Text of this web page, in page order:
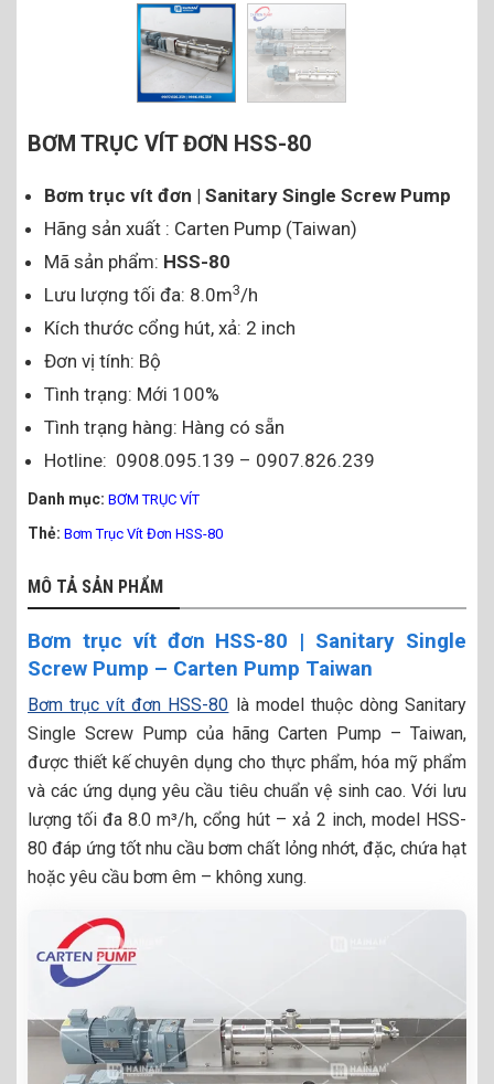
BƠM TRỤC VÍT ĐƠN HSS-80
Bơm trục vít đơn | Sanitary Single Screw Pump
Hãng sản xuất : Carten Pump (Taiwan)
Mã sản phẩm: HSS-80
Lưu lượng tối đa: 8.0m3/h
Kích thước cổng hút, xả: 2 inch
Đơn vị tính: Bộ
Tình trạng: Mới 100%
Tình trạng hàng: Hàng có sẵn
Hotline: 0908.095.139 – 0907.826.239
Danh mục: BƠM TRỤC VÍT
Thẻ: Bơm Trục Vít Đơn HSS-80
MÔ TẢ SẢN PHẨM
Bơm trục vít đơn HSS-80 | Sanitary Single
Screw Pump – Carten Pump Taiwan
Bơm trục vít đơn HSS-80 là model thuộc dòng Sanitary
Single Screw Pump của hãng Carten Pump – Taiwan,
được thiết kế chuyên dụng cho thực phẩm, hóa mỹ phẩm
và các ứng dụng yêu cầu tiêu chuẩn vệ sinh cao. Với lưu
lượng tối đa 8.0 m³/h, cổng hút – xả 2 inch, model HSS-
80 đáp ứng tốt nhu cầu bơm chất lỏng nhớt, đặc, chứa hạt
hoặc yêu cầu bơm êm – không xung.